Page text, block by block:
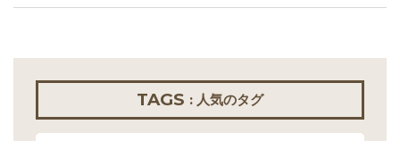
TAGS : 人気のタグ